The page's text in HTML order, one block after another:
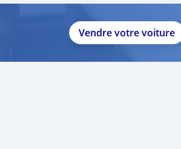
Vendre votre voiture